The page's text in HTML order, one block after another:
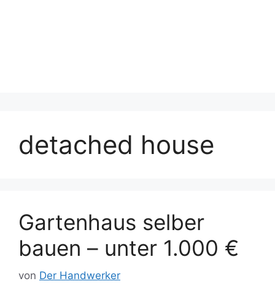
detached house
Gartenhaus selber
bauen – unter 1.000 €
von Der Handwerker